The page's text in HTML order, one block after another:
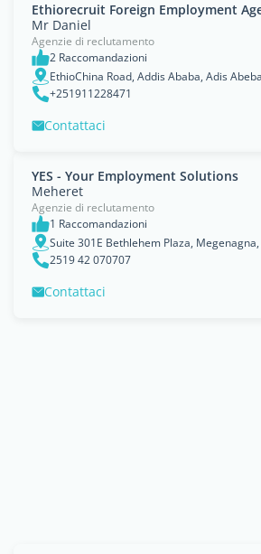
Ethiorecruit Foreign Employment
Mr Daniel
Agenzie di reclutamento
2 Raccomandazioni
EthioChina Road, Addis Ababa, Adis Abeba
+251911228471
Contattaci
YES - Your Employment Solutions
Meheret
Agenzie di reclutamento
1 Raccomandazioni
Suite 301E Bethlehem Plaza,
2519 42 070707
Contattaci